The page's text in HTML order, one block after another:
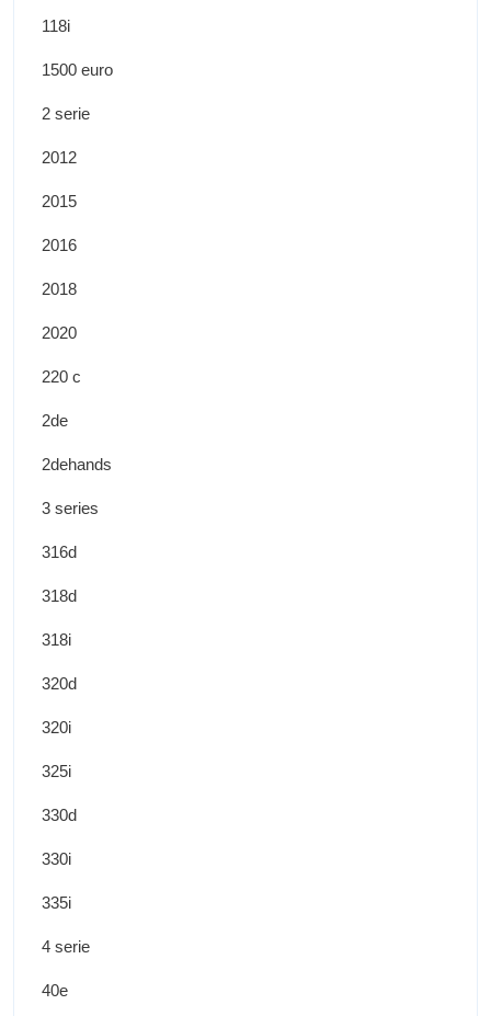
118i
1500 euro
2 serie
2012
2015
2016
2018
2020
220 c
2de
2dehands
3 series
316d
318d
318i
320d
320i
325i
330d
330i
335i
4 serie
40e